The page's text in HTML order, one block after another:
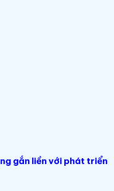
gắn liền với phát triển